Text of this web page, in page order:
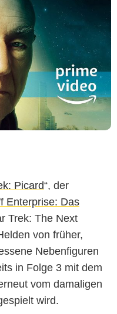
Picard“, der
Enterprise: Das
Trek: The Next
von früher,
Nebenfiguren
in Folge 3 mit dem
vom damaligen
wird.